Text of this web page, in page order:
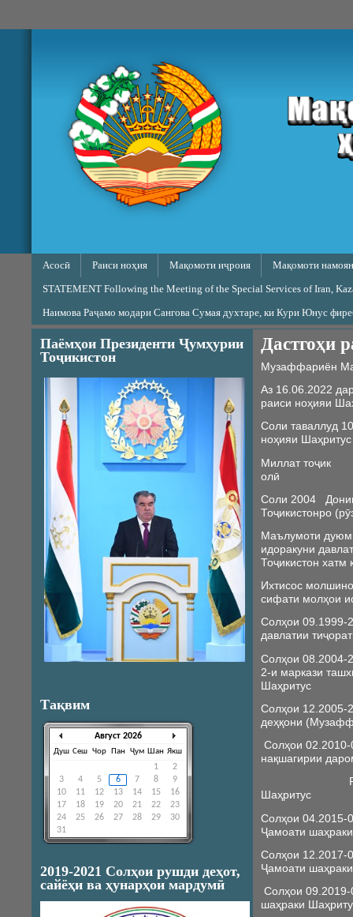
Main menu
Асосӣ Раиси ноҳия Мақомоти иҷроия
Мақомоти
STATEMENT Following the Meeting of the Special Services of Iran,
Наимова Раҷамо модари Сангова Сумая духтаре, ки Кури Юнус
Паёмҳои Президенти Ҷумҳурии
Тоҷикистон
Тақвим
Душ Сеш Чор Пан Ҷум Шан Якш
1
2
3
4 5 6 7 8
9
10
11 12 13 14 15
16
17
18 19 20 21 22
23
24
25 26 27 28 29
30
31
Август 2026
2019-2021 Солҳои рушди деҳот,
сайёҳи ва ҳунарҳои мардумӣ
Дастгоҳи
Музаффариён
Аз 16.06.2022
раиси ноҳияи
Соли
ноҳияи Шаҳритус
Миллат
олӣ
Соли 2004
Тоҷикистонро
Маълумоти
идоракуни
Тоҷикистон хатм
Ихтисос
сифати молҳои
Солҳои
давлатии
Солҳои
2-и маркази
Шаҳритус
Солҳои
деҳқони
Солҳои 02.2010-
нақшагирии
Раёсати
Шаҳритус
Солҳои 04.2015-
Ҷамоати
Солҳои 12.2017-
Ҷамоати
Солҳои
шаҳраки